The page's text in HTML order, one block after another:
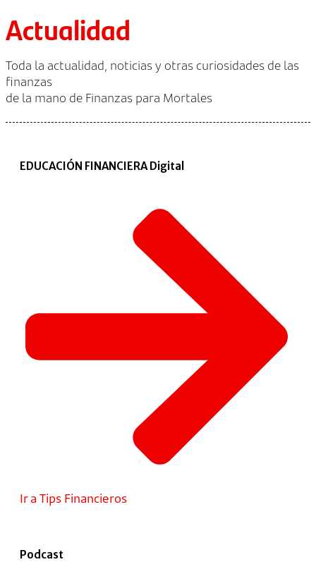
Actualidad
Toda la actualidad, noticias y otras curiosidades de las
finanzas
de la mano de Finanzas para Mortales
EDUCACIÓN FINANCIERA Digital
Ir a Tips Financieros
Podcast